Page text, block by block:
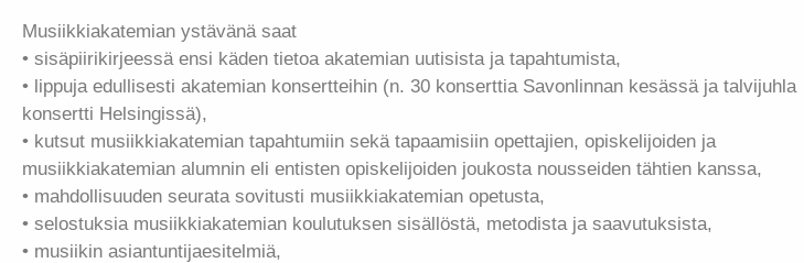
Musiikkiakatemian ystävänä saat
• sisäpiirikirjeessä ensi käden tietoa akatemian uutisista ja tapahtumista,
• lippuja edullisesti akatemian konsertteihin (n. 30 konserttia Savonlinnan kesässä ja talvijuhla
konsertti Helsingissä),
• kutsut musiikkiakatemian tapahtumiin sekä tapaamisiin opettajien, opiskelijoiden ja
musiikkiakatemian alumnin eli entisten opiskelijoiden joukosta nousseiden tähtien kanssa,
• mahdollisuuden seurata sovitusti musiikkiakatemian opetusta,
• selostuksia musiikkiakatemian koulutuksen sisällöstä, metodista ja saavutuksista,
• musiikin asiantuntijaesitelmiä,